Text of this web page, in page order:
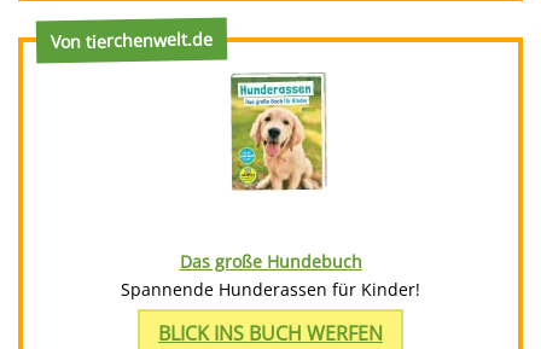
Von tierchenwelt.de
Das große Hundebuch
Spannende Hunderassen für Kinder!
BLICK INS BUCH WERFEN